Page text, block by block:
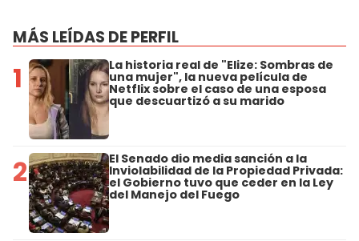
MÁS LEÍDAS DE PERFIL
1 La historia real de "Elize: Sombras de
una mujer", la nueva película de
Netflix sobre el caso de una esposa
que descuartizó a su marido
2 El Senado dio media sanción a la
Inviolabilidad de la Propiedad Privada:
el Gobierno tuvo que ceder en la Ley
del Manejo del Fuego